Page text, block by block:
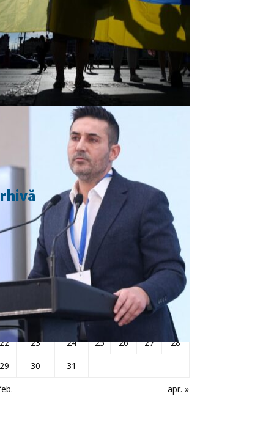
: 4,5584 RON
+0,0077 ▲
: 5,6244 RON
+0,0023 ▲
GBP : 6,1277 RON
+0,0041 ▲
Convertor valutar
»
martie 2021
Ma Mi D
apr. »
2 3 6
7
11 12 13
14
19
21
23 24 25 26 27
28
30 31